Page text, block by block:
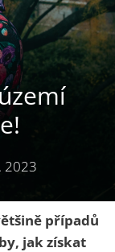
2023
případů
jak získat